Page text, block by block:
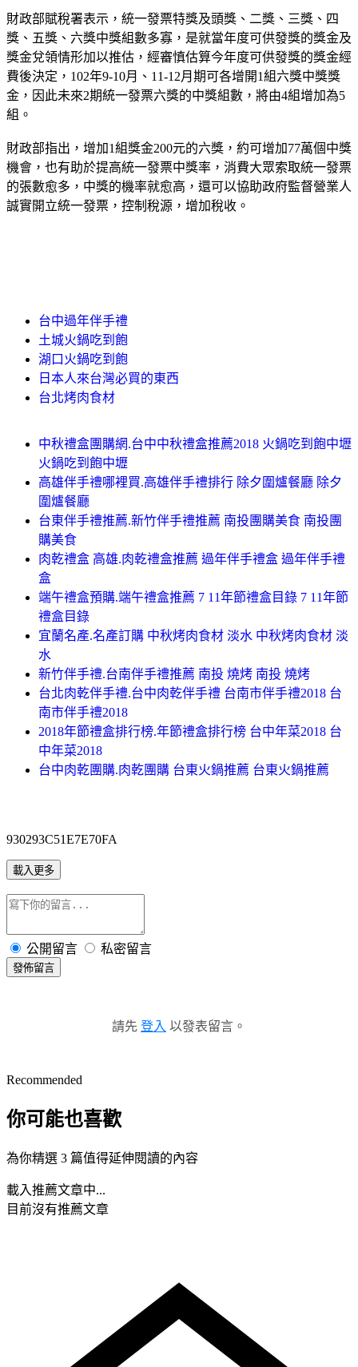
財政部賦稅署表示，統一發票特獎及頭獎、二獎、三獎、四
獎、五獎、六獎中獎組數多寡，是就當年度可供發獎的獎金及
獎金兌領情形加以推估，經審慎估算今年度可供發獎的獎金經
費後決定，102年9-10月、11-12月期可各增開1組六獎中獎獎
金，因此未來2期統一發票六獎的中獎組數，將由4組增加為5
組。
財政部指出，增加1組獎金200元的六獎，約可增加77萬個中獎
機會，也有助於提高統一發票中獎率，消費大眾索取統一發票
的張數愈多，中獎的機率就愈高，還可以協助政府監督營業人
誠實開立統一發票，控制稅源，增加稅收。
台中過年伴手禮
土城火鍋吃到飽
湖口火鍋吃到飽
日本人來台灣必買的東西
台北烤肉食材
中秋禮盒團購網.台中中秋禮盒推薦2018 火鍋吃到飽中壢
火鍋吃到飽中壢
高雄伴手禮哪裡買.高雄伴手禮排行 除夕圍爐餐廳 除夕
圍爐餐廳
台東伴手禮推薦.新竹伴手禮推薦 南投團購美食 南投團
購美食
肉乾禮盒 高雄.肉乾禮盒推薦 過年伴手禮盒 過年伴手禮
盒
端午禮盒預購.端午禮盒推薦 7 11年節禮盒目錄 7 11年節
禮盒目錄
宜蘭名產.名產訂購 中秋烤肉食材 淡水 中秋烤肉食材 淡
水
新竹伴手禮.台南伴手禮推薦 南投 燒烤 南投 燒烤
台北肉乾伴手禮.台中肉乾伴手禮 台南市伴手禮2018 台
南市伴手禮2018
2018年節禮盒排行榜.年節禮盒排行榜 台中年菜2018 台
中年菜2018
台中肉乾團購.肉乾團購 台東火鍋推薦 台東火鍋推薦
930293C51E7E70FA
載入更多
公開留言 私密留言
發佈留言
請先 登入 以發表留言。
Recommended
你可能也喜歡
為你精選 3 篇值得延伸閱讀的內容
載入推薦文章中...
目前沒有推薦文章